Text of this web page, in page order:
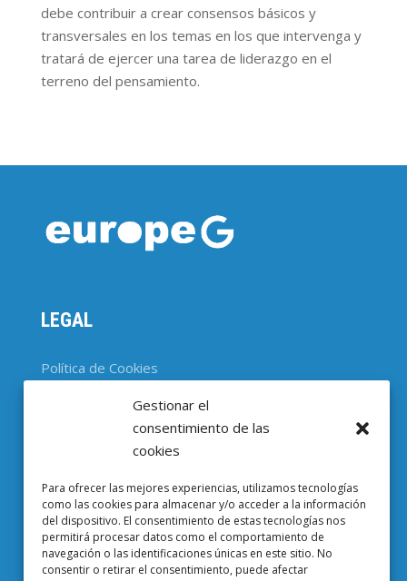
Gestionar el
consentimiento de las
cookies
Para ofrecer las mejores experiencias, utilizamos tecnologías
como las cookies para almacenar y/o acceder a la información
del dispositivo. El consentimiento de estas tecnologías nos
permitirá procesar datos como el comportamiento de
navegación o las identificaciones únicas en este sitio. No
consentir o retirar el consentimiento, puede afectar
debe contribuir a crear consensos básicos y
transversales en los temas en los que intervenga y
tratará de ejercer una tarea de liderazgo en el
terreno del pensamiento.
LEGAL
Política de Cookies
CONTACTO
Baldiri i Reixac, 4-8, 08028 Barcelona
93 403 37 23
 Email EuropeG